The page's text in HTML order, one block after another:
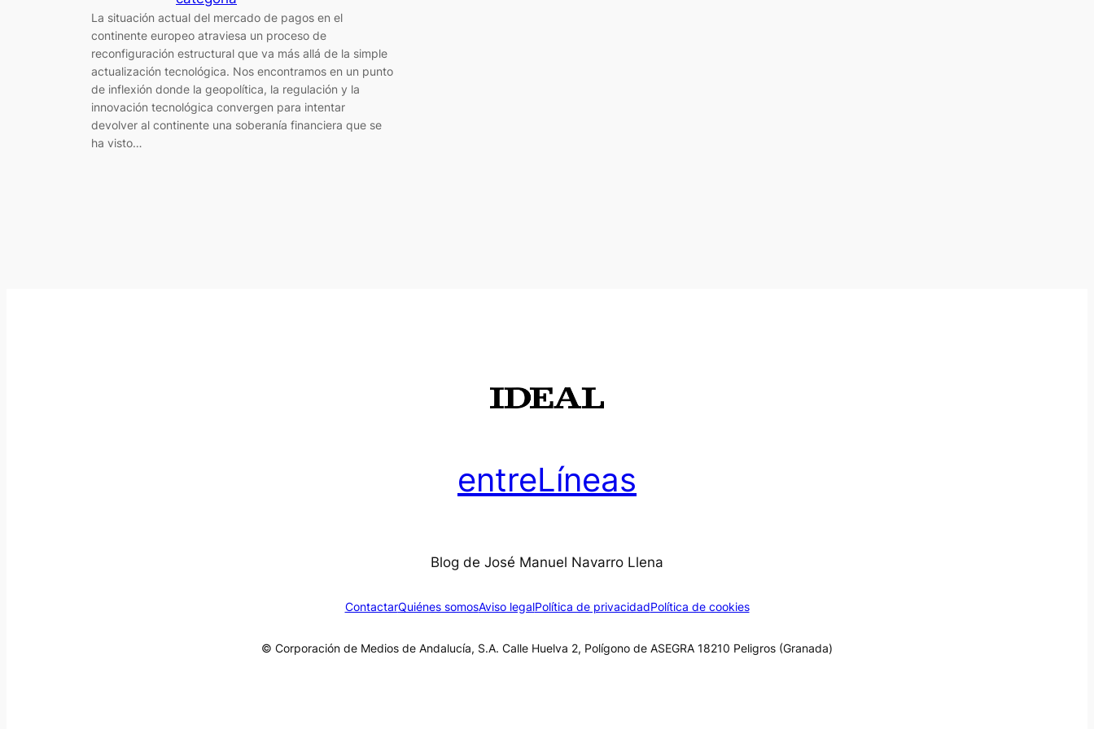
La situación actual del mercado de pagos en el
continente europeo atraviesa un proceso de
reconfiguración estructural que va más allá de la simple
actualización tecnológica. Nos encontramos en un punto
de inflexión donde la geopolítica, la regulación y la
innovación tecnológica convergen para intentar
devolver al continente una soberanía financiera que se
ha visto…
entreLíneas
Blog de José Manuel Navarro Llena
ContactarQuiénes somosAviso legalPolítica de privacidadPolítica de cookies
© Corporación de Medios de Andalucía, S.A. Calle Huelva 2, Polígono de ASEGRA 18210 Peligros (Granada)